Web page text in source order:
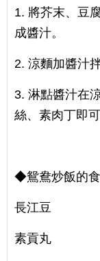
1. 將芥末、豆
成醬汁。
2. 涼麵加醬汁
3. 淋點醬汁在
絲、素肉丁即可
◆鴛鴦炒飯的
長江豆
素貢丸